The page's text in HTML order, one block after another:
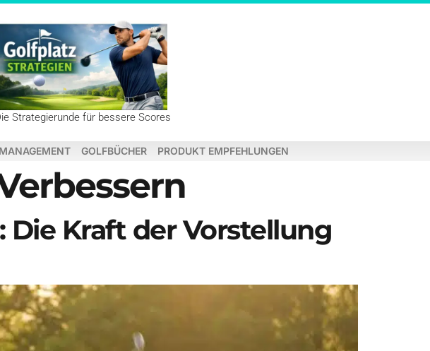
Strategierunde für bessere Scores
GOLFBÜCHER PRODUKT EMPFEHLUNGEN
Kraft der Vorstellung